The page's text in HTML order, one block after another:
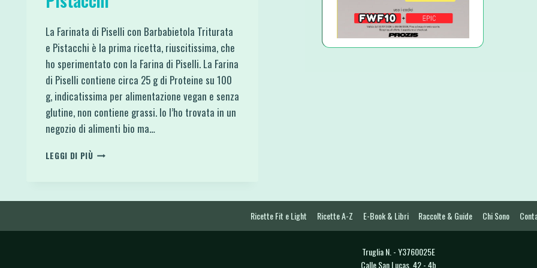
La Farinata di Piselli con Barbabietola Triturata
e Pistacchi è la prima ricetta, riuscitissima, che
ho sperimentato con la Farina di Piselli. La Farina
di Piselli contiene circa 25 g di Proteine su 100
g, indicatissima per alimentazione vegan e senza
glutine, non contiene grassi. Io l’ho trovata in un
negozio di alimenti bio ma…
LEGGI DI PIÙFARINATA
BARBABIETOLA
Ricette Fit e Light Ricette A-Z E-Book & Libri Raccolte & Guide Chi Sono
Truglia N. - Y3760025E
Calle San Lucas, 42 - 4b